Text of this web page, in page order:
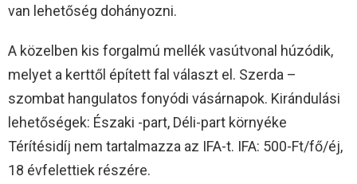
van lehetőség dohányozni.
A közelben kis forgalmú mellék vasútvonal húzódik,
melyet a kerttől épített fal választ el. Szerda –
szombat hangulatos fonyódi vásárnapok. Kirándulási
lehetőségek: Északi -part, Déli-part környéke
Térítésidíj nem tartalmazza az IFA-t. IFA: 500-Ft/fő/éj,
18 évfelettiek részére.